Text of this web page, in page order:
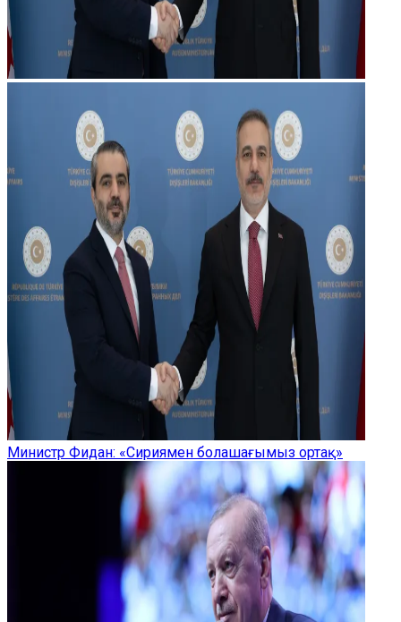
Министр Фидан: «Сириямен болашағымыз ортақ»